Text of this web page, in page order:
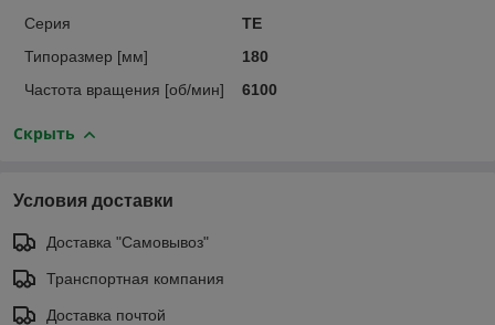
Серия
TE
Типоразмер [мм]
180
Частота вращения [об/мин]
6100
Скрыть
Условия доставки
Доставка "Самовывоз"
Транспортная компания
Доставка почтой